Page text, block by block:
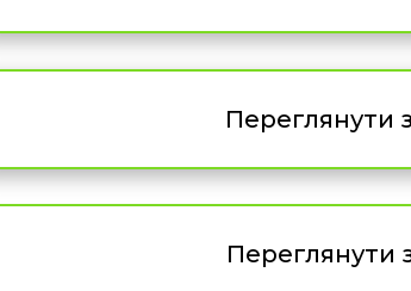
Переглянути
Переглянути